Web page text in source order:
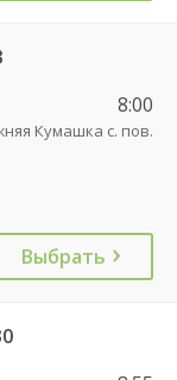
8:00
Кумашка с. пов.
Выбрать